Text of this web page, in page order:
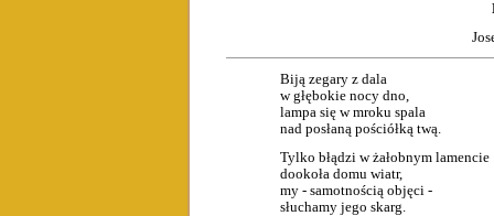
Biją zegary z dala
w głębokie nocy dno,
lampa się w mroku spala
nad posłaną pościółką twą.
Tylko błądzi w żałobnym lamencie
dookoła domu wiatr,
my - samotnością objęci -
słuchamy jego skarg.